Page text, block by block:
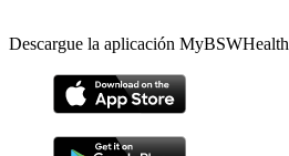
Descargue la aplicación MyBSWHealth